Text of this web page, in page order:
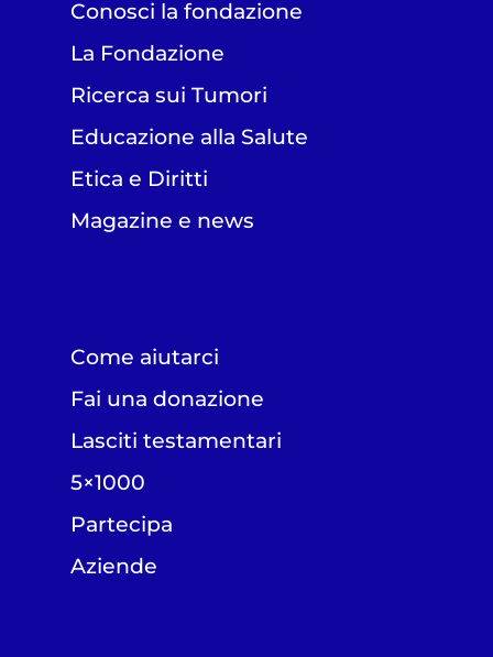
Conosci la fondazione
La Fondazione
Ricerca sui Tumori
Educazione alla Salute
Etica e Diritti
Magazine e news
Come aiutarci
Fai una donazione
Lasciti testamentari
5×1000
Partecipa
Aziende